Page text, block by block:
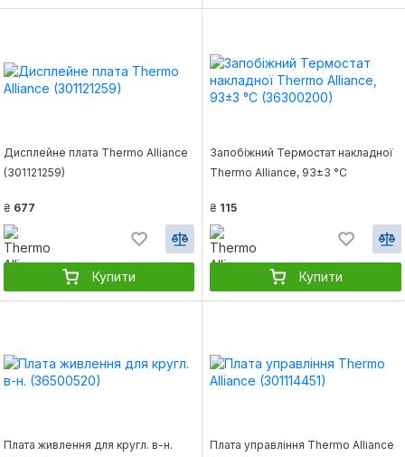
Дисплейне плата Thermo Alliance
(301121259)
₴ 677
Купити
Запобіжний Термостат накладної
Thermo Alliance, 93±3 °С
₴ 115
Купити
Плата живлення для кругл. в-н.
Плата управління Thermo Alliance